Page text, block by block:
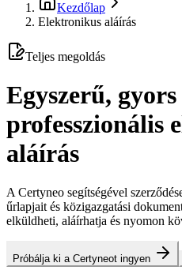
Kezdőlap
Elektronikus aláírás
Teljes megoldás
Egyszerű, gyors
professzionális
aláírás
A Certyneo segítségével
űrlapjait és közigazgatási
elküldheti, aláírhatja és nyomon
Próbálja ki a Certyneot ingyen